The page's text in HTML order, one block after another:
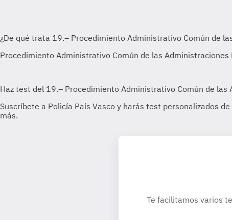
Te facilitamos varios